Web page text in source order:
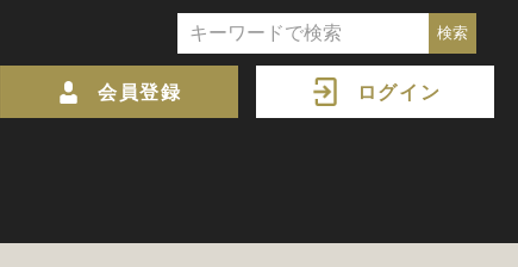
会員登録 ログイン